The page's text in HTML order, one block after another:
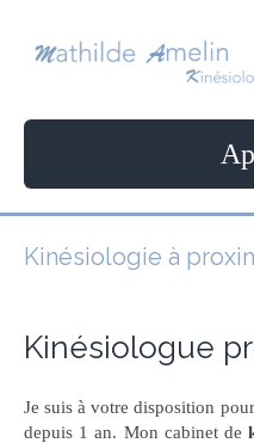
Kinésiologie à
Kinésiologue
Je suis à votre disposition
depuis 1 an. Mon cabinet de